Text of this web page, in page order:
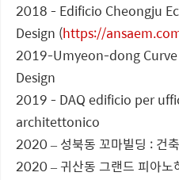
2018 - Edificio Cheongju
Design (https://
2019-Umyeon-dong
Design
2019 - DAQ edificio per
architettonico
2020 – 성북동 꼬마빌딩 : 건
2020 – 귀산동 그랜드 피아노